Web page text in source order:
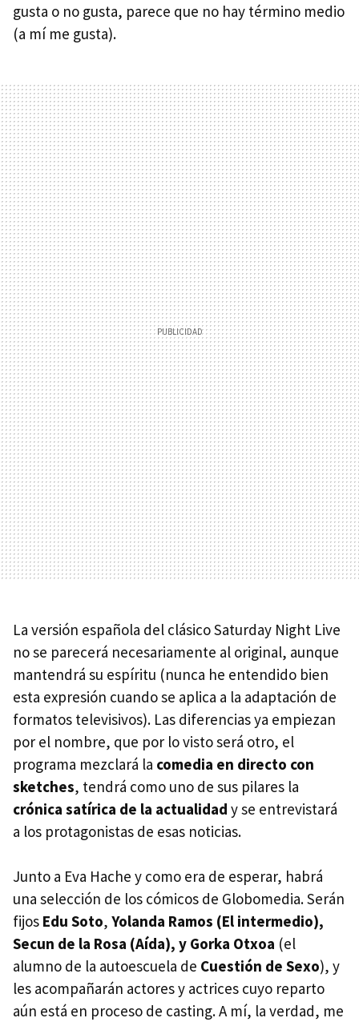
gusta o no gusta, parece que no hay término medio
(a mí me gusta).
La versión española del clásico Saturday Night Live
no se parecerá necesariamente al original, aunque
mantendrá su espíritu (nunca he entendido bien
esta expresión cuando se aplica a la adaptación de
formatos televisivos). Las diferencias ya empiezan
por el nombre, que por lo visto será otro, el
programa mezclará la comedia en directo con
sketches, tendrá como uno de sus pilares la
crónica satírica de la actualidad y se entrevistará
a los protagonistas de esas noticias.
Junto a Eva Hache y como era de esperar, habrá
una selección de los cómicos de Globomedia. Serán
fijos Edu Soto, Yolanda Ramos (El intermedio),
Secun de la Rosa (Aída), y Gorka Otxoa (el
alumno de la autoescuela de Cuestión de Sexo), y
les acompañarán actores y actrices cuyo reparto
aún está en proceso de casting. A mí, la verdad, me